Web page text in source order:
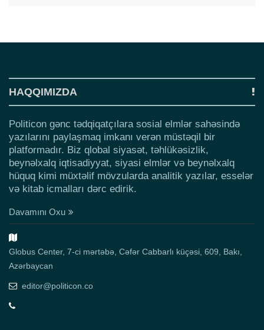
HAQQIMIZDA
Politicon gənc tədqiqatçılara sosial elmlər sahəsində
yazılarını paylaşmaq imkanı verən müstəqil bir
platformadır. Biz qlobal siyasət, təhlükəsizlik,
beynəlxalq iqtisadiyyat, siyasi elmlər və beynəlxalq
hüquq kimi müxtəlif mövzularda analitik yazılar, esselər
və kitab icmalları dərc edirik.
Davamını Oxu
Globus Center, 7-ci mərtəbə, Cəfər Cabbarlı küçəsi, 609, Bakı,
Azərbaycan
editor@politicon.co